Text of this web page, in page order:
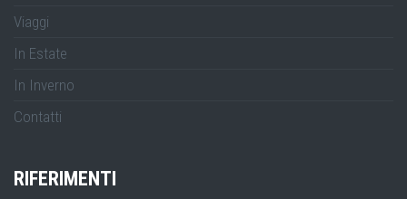
Viaggi
In Estate
In Inverno
Contatti
RIFERIMENTI